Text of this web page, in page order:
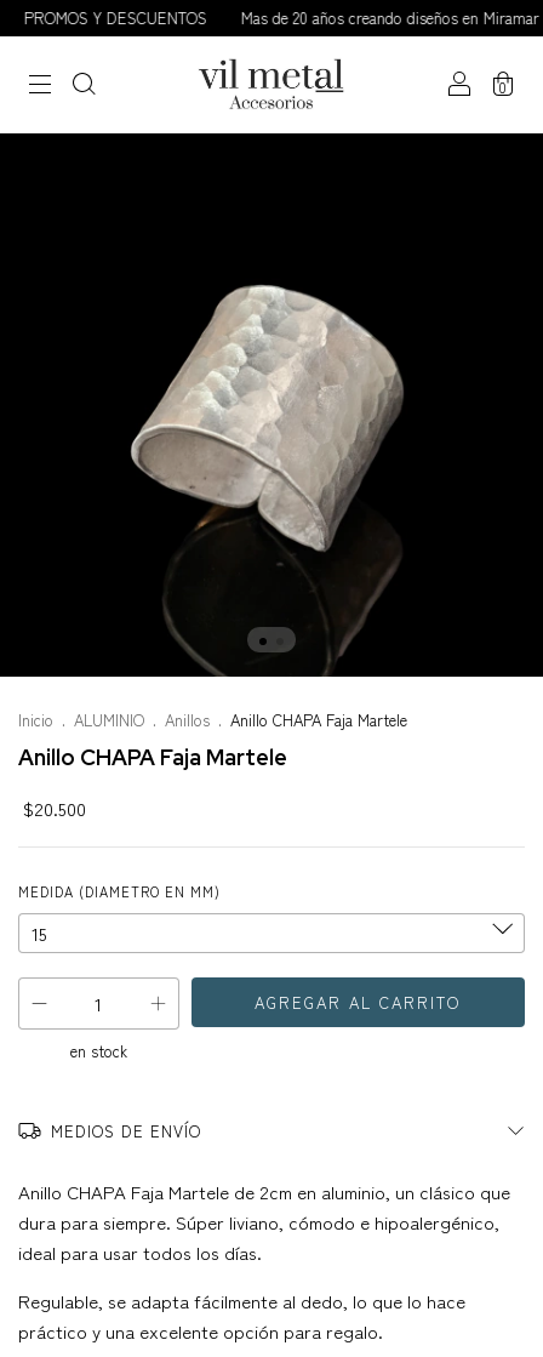
PROMOS Y DESCUENTOS Mas de 20 años creando diseños en
0
Inicio . ALUMINIO . Anillos . Anillo CHAPA Faja Martele
Anillo CHAPA Faja Martele
$20.500
MEDIDA (DIAMETRO EN MM)
en stock
MEDIOS DE ENVÍO
Anillo CHAPA Faja Martele de 2cm en aluminio, un clásico que
dura para siempre. Súper liviano, cómodo e hipoalergénico,
ideal para usar todos los días.
Regulable, se adapta fácilmente al dedo, lo que lo hace
práctico y una excelente opción para regalo.